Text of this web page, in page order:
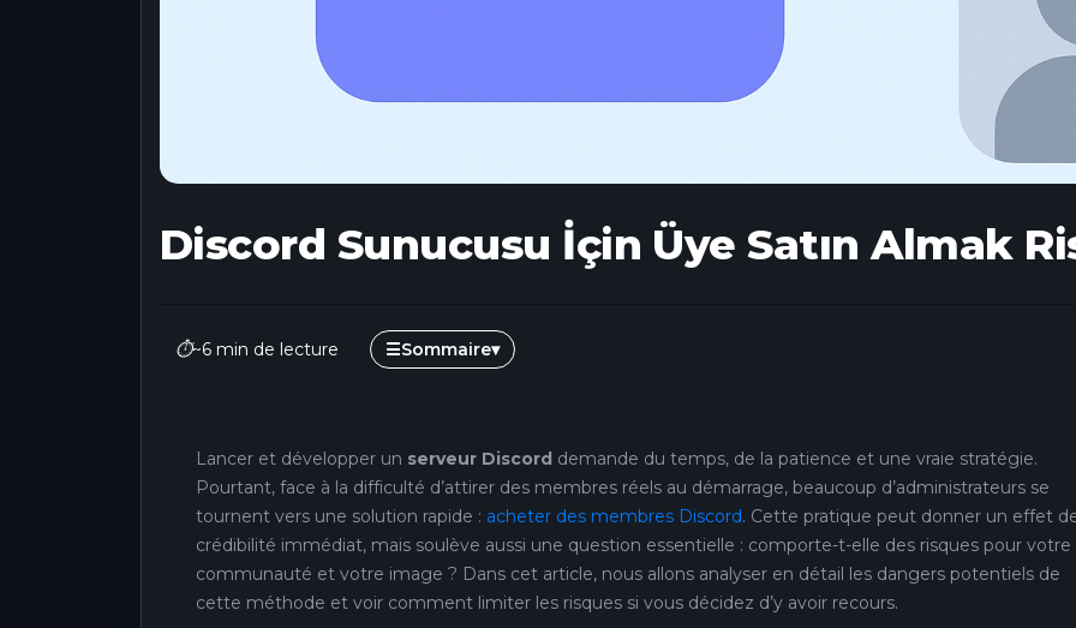
Discord Sunucusu İçin Üye Satın Almak
⏱~6 min de lecture ☰Sommaire▾
Lancer et développer un serveur Discord demande du temps, de la patience et une vraie stratégie.
Pourtant, face à la difficulté d’attirer des membres réels au démarrage, beaucoup d’administrateurs se
tournent vers une solution rapide : acheter des membres Discord. Cette pratique peut donner un effet
crédibilité immédiat, mais soulève aussi une question essentielle : comporte-t-elle des risques pour votre
communauté et votre image ? Dans cet article, nous allons analyser en détail les dangers potentiels de
cette méthode et voir comment limiter les risques si vous décidez d’y avoir recours.